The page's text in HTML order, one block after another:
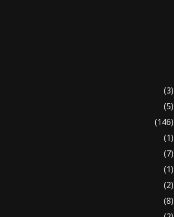
(3)
(5)
(146)
(1)
(7)
(1)
(2)
(8)